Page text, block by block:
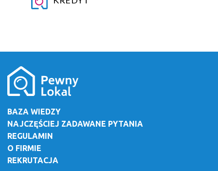
BAZA WIEDZY
NAJCZĘŚCIEJ ZADAWANE PYTANIA
REGULAMIN
O FIRMIE
REKRUTACJA